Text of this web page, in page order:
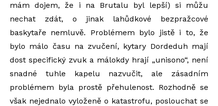
mám dojem, že i na Brutalu byl lepší) si můžu
nechat zdát, o jinak lahůdkové bezpražcové
baskytaře nemluvě. Problémem bylo jistě i to, že
bylo málo času na zvučení, kytary Dordeduh mají
dost specifický zvuk a málokdy hrají „unisono“, není
snadné tuhle kapelu nazvučit, ale zásadním
problémem byla prostě přehulenost. Rozhodně se
však nejednalo vyloženě o katastrofu, poslouchat se